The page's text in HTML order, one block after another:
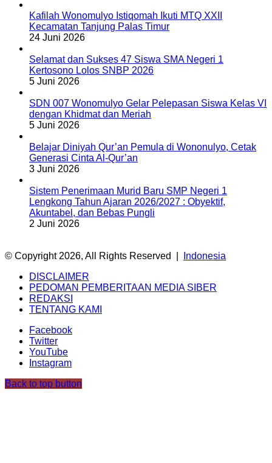
Kafilah Wonomulyo Istiqomah Ikuti MTQ XXII
Kecamatan Tanjung Palas Timur
24 Juni 2026
Selamat dan Sukses 47 Siswa SMA Negeri 1
Kertosono Lolos SNBP 2026
5 Juni 2026
SDN 007 Wonomulyo Gelar Pelepasan Siswa Kelas VI
dengan Khidmat dan Meriah
5 Juni 2026
Belajar Diniyah Qur’an Pemula di Wononulyo, Cetak
Generasi Cinta Al-Qur’an
3 Juni 2026
Sistem Penerimaan Murid Baru SMP Negeri 1
Lengkong Tahun Ajaran 2026/2027 : Obyektif,
Akuntabel, dan Bebas Pungli
2 Juni 2026
© Copyright 2026, All Rights Reserved |
Indonesia
DISCLAIMER
PEDOMAN PEMBERITAAN MEDIA SIBER
REDAKSI
TENTANG KAMI
Facebook
Twitter
YouTube
Instagram
Back to top button